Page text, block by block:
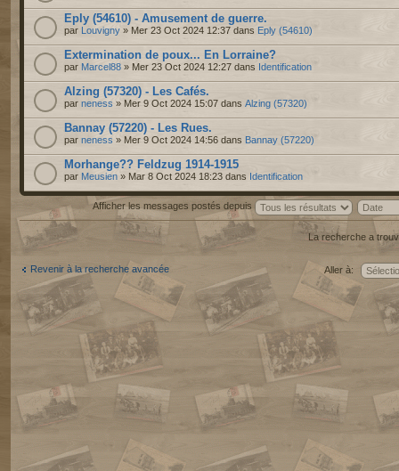
Eply (54610) - Amusement de guerre.
par Louvigny » Mer 23 Oct 2024 12:37 dans Eply (54610)
Extermination de poux... En Lorraine?
par Marcel88 » Mer 23 Oct 2024 12:27 dans Identification
Alzing (57320) - Les Cafés.
par neness » Mer 9 Oct 2024 15:07 dans Alzing (57320)
Bannay (57220) - Les Rues.
par neness » Mer 9 Oct 2024 14:56 dans Bannay (57220)
Morhange?? Feldzug 1914-1915
par Meusien » Mar 8 Oct 2024 18:23 dans Identification
Afficher les messages postés depuis
La recherche a
Revenir à la recherche avancée Aller à: